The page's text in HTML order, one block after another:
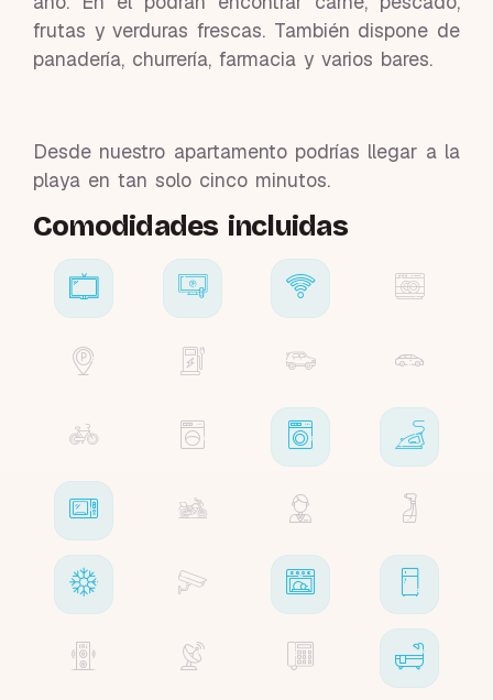
frutas y verduras frescas. También dispone de
panadería, churrería, farmacia y varios bares.
Desde nuestro apartamento podrías llegar a la
playa en tan solo cinco minutos.
Comodidades incluidas